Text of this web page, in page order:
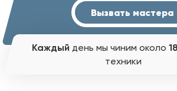
Вызвать мастера
Каждый день мы чиним около
техники